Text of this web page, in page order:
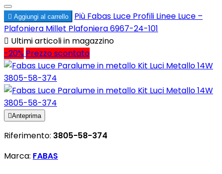
 Aggiungi al carrello Più Fabas Luce Profili Linee Luce –
Plafoniera Millet Plafoniera 6967-24-101
 Ultimi articoli in magazzino
-20% Prezzo scontato
Anteprima
Riferimento: 3805-58-374
Marca: FABAS